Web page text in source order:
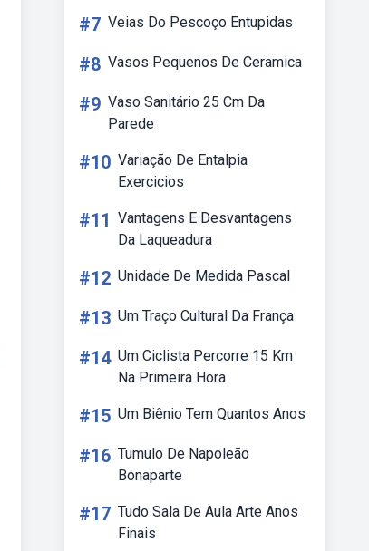
#7 Veias Do Pescoço Entupidas
#8 Vasos Pequenos De Ceramica
#9 Vaso Sanitário 25 Cm Da
Parede
#10 Variação De Entalpia
Exercicios
#11 Vantagens E Desvantagens
Da Laqueadura
#12 Unidade De Medida Pascal
#13 Um Traço Cultural Da França
#14 Um Ciclista Percorre 15 Km
Na Primeira Hora
#15 Um Biênio Tem Quantos Anos
#16 Tumulo De Napoleão
Bonaparte
#17 Tudo Sala De Aula Arte Anos
Finais